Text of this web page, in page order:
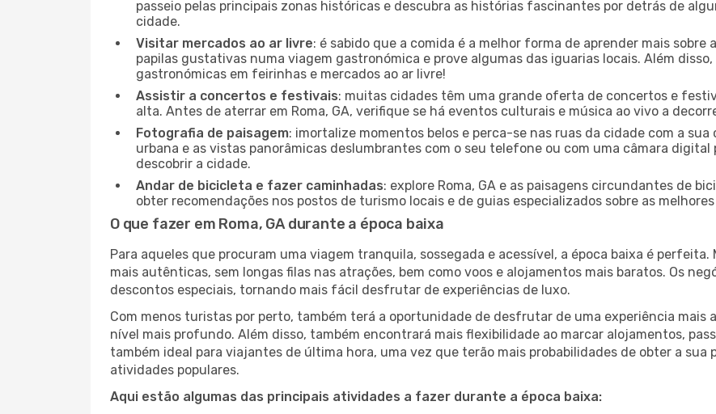
passeio pelas principais zonas históricas e descubra as histórias fascinantes por detrás de
cidade.
Visitar mercados ao ar livre: é sabido que a comida é a melhor forma de aprender mais sobre
papilas gustativas numa viagem gastronómica e prove algumas das iguarias locais. Além
gastronómicas em feirinhas e mercados ao ar livre!
Assistir a concertos e festivais: muitas cidades têm uma grande oferta de concertos e
alta. Antes de aterrar em Roma, GA, verifique se há eventos culturais e música ao vivo a
Fotografia de paisagem: imortalize momentos belos e perca-se nas ruas da cidade com a
urbana e as vistas panorâmicas deslumbrantes com o seu telefone ou com uma câmara
descobrir a cidade.
Andar de bicicleta e fazer caminhadas: explore Roma, GA e as paisagens circundantes de
obter recomendações nos postos de turismo locais e de guias especializados sobre as
O que fazer em Roma, GA durante a época baixa
Para aqueles que procuram uma viagem tranquila, sossegada e acessível, a época baixa é
mais autênticas, sem longas filas nas atrações, bem como voos e alojamentos mais baratos. Os
descontos especiais, tornando mais fácil desfrutar de experiências de luxo.
Com menos turistas por perto, também terá a oportunidade de desfrutar de uma experiência mais
nível mais profundo. Além disso, também encontrará mais flexibilidade ao marcar alojamentos,
também ideal para viajantes de última hora, uma vez que terão mais probabilidades de obter a sua
atividades populares.
Aqui estão algumas das principais atividades a fazer durante a época baixa: